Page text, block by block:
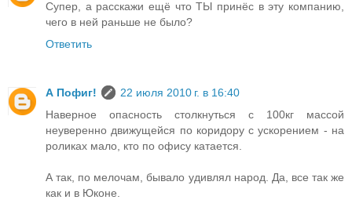
Супер, а расскажи ещё что ТЫ принёс в эту компанию,
чего в ней раньше не было?
Ответить
А Пофиг!
22 июля 2010 г. в 16:40
Наверное опасность столкнуться с 100кг массой
неуверенно движущейся по коридору с ускорением - на
роликах мало, кто по офису катается.
А так, по мелочам, бывало удивлял народ. Да, все так же
как и в Юконе.